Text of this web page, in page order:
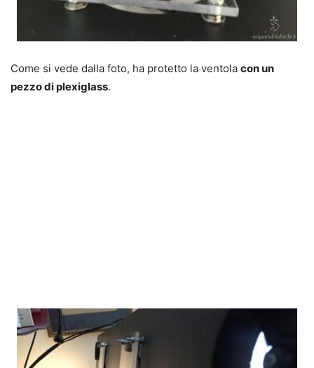
Come si vede dalla foto, ha protetto la ventola con un
pezzo di plexiglass.